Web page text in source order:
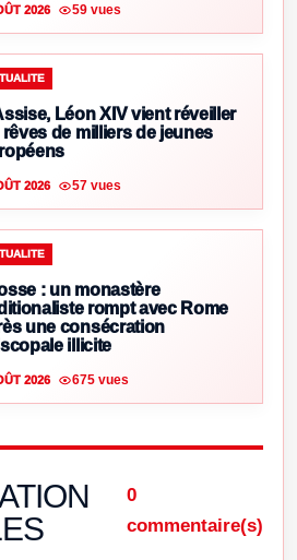
2026 59 vues
Léon XIV vient réveiller
rêves de milliers de jeunes
2026 57 vues
: un monastère
rompt avec Rome
une consécration
illicite
2026 675 vues
0
commentaire(s)